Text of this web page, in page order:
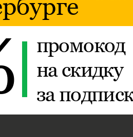
промокод
на скидку
за